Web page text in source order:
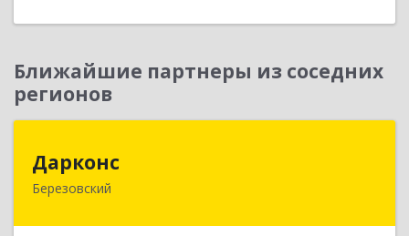
Ближайшие партнеры из соседних
регионов
Дарконс
Березовский623700, Свердловская обл, Березовский г,